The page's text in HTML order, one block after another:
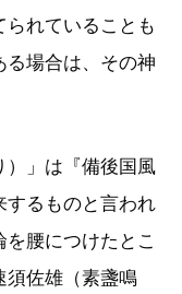
られていることも
る場合は、その神
）」は『備後国風
するものと言われ
腰につけたとこ
須佐雄（素盞鳴